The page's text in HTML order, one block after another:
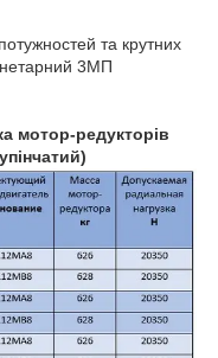
та крутних
3МП
мотор-редукторів